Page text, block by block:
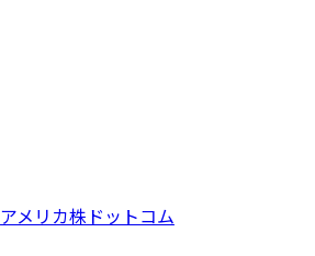
アメリカ株ドットコム